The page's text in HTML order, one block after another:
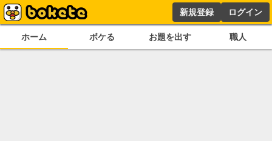
新規登録 ログイン
ホーム ボケる お題を出す 職人